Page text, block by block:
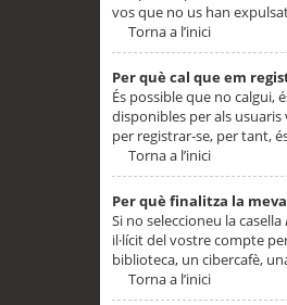
vos que no us han
Torna a l’inici
Per què cal que em
És possible que no calgui,
disponibles per als
per registrar-se, per tant,
Torna a l’inici
Per què finalitza la
Si no seleccioneu la casella
il·lícit del vostre compte
biblioteca, un cibercafè,
Torna a l’inici